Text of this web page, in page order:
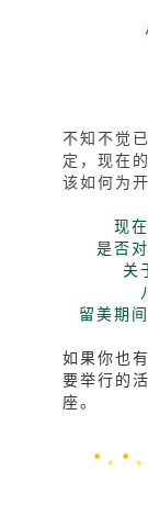
不知不觉
定，现在
该如何为
现
是否
关
留美期
如果你也
要举行的
座。